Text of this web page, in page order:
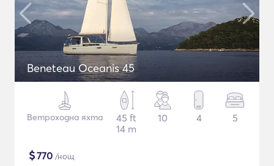
Beneteau Oceanis 45
Ветроходна яхта
45 ft
14 m
10 4 5
$770 /нощ